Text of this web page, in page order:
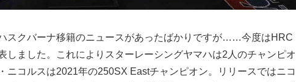
スクバーナ移籍のニュースがあったばかりですが……今度はHRC
しました。これによりスターレーシングヤマハは2人のチャンピオ
ニコルスは2021年の250SX Eastチャンピオン。リリースではニコ